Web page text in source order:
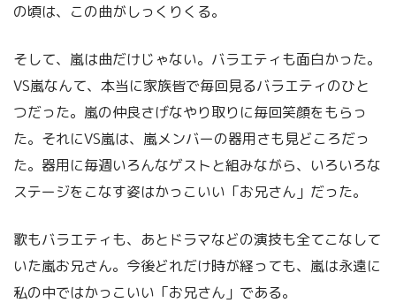
の頃は、この曲がしっくりくる。
そして、嵐は曲だけじゃない。バラエティも面白かった。
VS嵐なんて、本当に家族皆で毎回見るバラエティのひと
つだった。嵐の仲良さげなやり取りに毎回笑顔をもらっ
た。それにVS嵐は、嵐メンバーの器用さも見どころだっ
た。器用に毎週いろんなゲストと組みながら、いろいろな
ステージをこなす姿はかっこいい「お兄さん」だった。
歌もバラエティも、あとドラマなどの演技も全てこなして
いた嵐お兄さん。今後どれだけ時が経っても、嵐は永遠に
私の中ではかっこいい「お兄さん」である。